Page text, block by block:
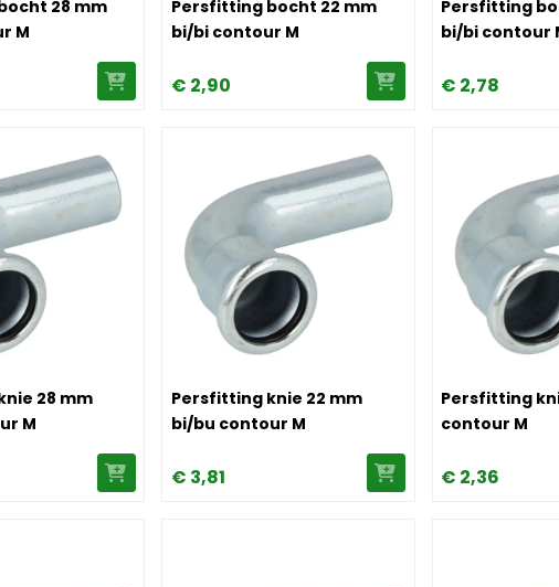
28 mm
M
Persfitting bocht 22 mm
bi/bi contour M
€ 2,90
Persfitting
bi/bi contour
€ 2,78
knie 28 mm bi/bu contour M
28 mm
M
Image Persfitting knie 22 mm bi/bu contour M
Persfitting knie 22 mm
bi/bu contour M
€ 3,81
Image
Persfitting
contour M
€ 2,36